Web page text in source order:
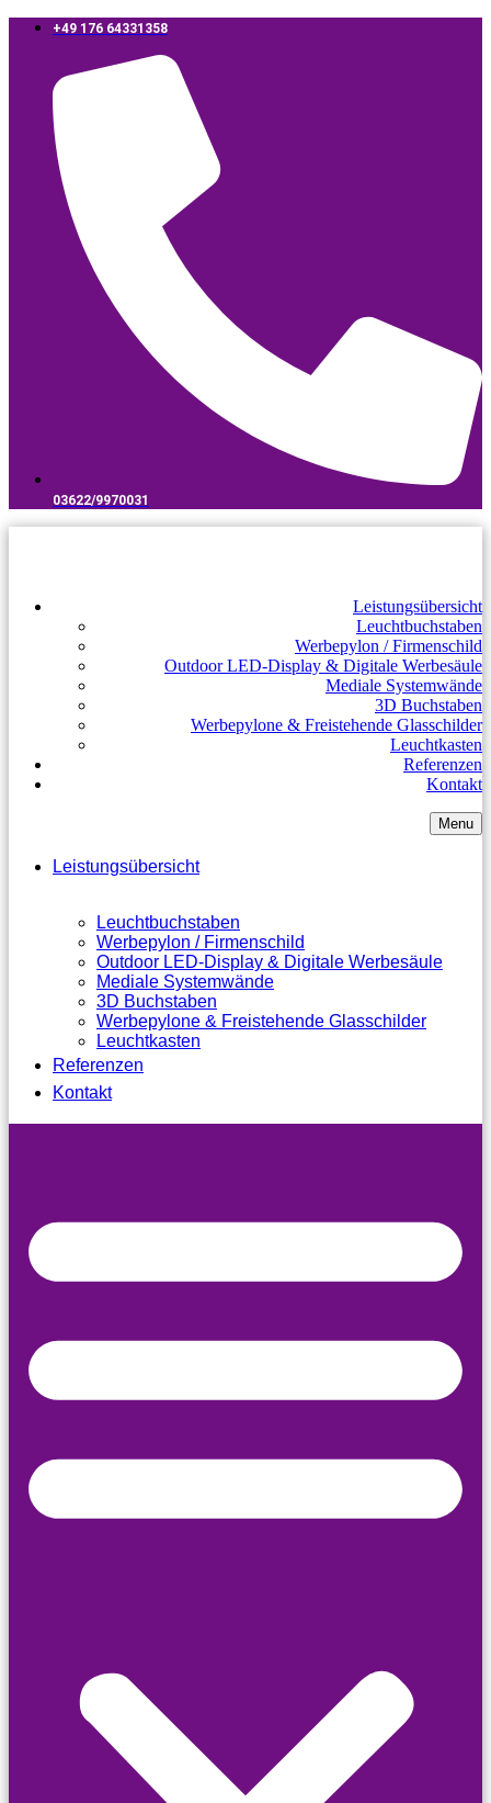
‪+49 176 64331358‬
03622/9970031​
Leistungsübersicht
Leuchtbuchstaben
Werbepylon / Firmenschild
Outdoor LED-Display & Digitale Werbesäule
Mediale Systemwände
3D Buchstaben
Werbepylone & Freistehende Glasschilder
Leuchtkasten
Referenzen
Kontakt
Menu
Leistungsübersicht
Leuchtbuchstaben
Werbepylon / Firmenschild
Outdoor LED-Display & Digitale Werbesäule
Mediale Systemwände
3D Buchstaben
Werbepylone & Freistehende Glasschilder
Leuchtkasten
Referenzen
Kontakt